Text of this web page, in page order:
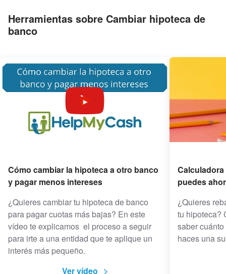
Herramientas sobre Cambiar hipoteca de
banco
Cómo cambiar la hipoteca a otro banco
y pagar menos intereses
¿Quieres cambiar tu hipoteca de banco
para pagar cuotas más bajas? En este
vídeo te explicamos el proceso a seguir
para irte a una entidad que te aplique un
interés más pequeño.
Ver vídeo
puedes
¿Quieres
tu hipoteca?
saber
haces una